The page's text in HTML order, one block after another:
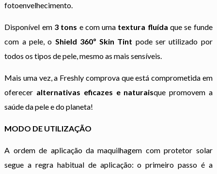
fotoenvelhecimento.
Disponível em 3 tons e com uma textura fluída que se funde
com a pele, o Shield 360º Skin Tint pode ser utilizado por
todos os tipos de pele, mesmo as mais sensíveis.
Mais uma vez, a Freshly comprova que está comprometida em
oferecer alternativas eficazes e naturaisque promovem a
saúde da pele e do planeta!
MODO DE UTILIZAÇÃO
A ordem de aplicação da maquilhagem com protetor solar
segue a regra habitual de aplicação: o primeiro passo é a